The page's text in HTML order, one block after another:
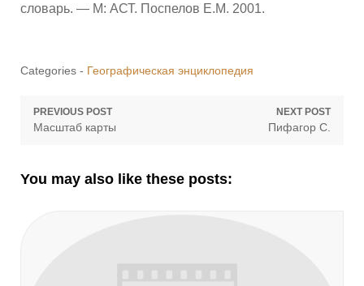
словарь. — М: АСТ. Поспелов Е.М. 2001.
Categories - Географическая энциклопедия
Навигация
записям
PREVIOUS POST
Previous
Масштаб карты
NEXT POST
Next
Пифагор С.
You may also like these posts: